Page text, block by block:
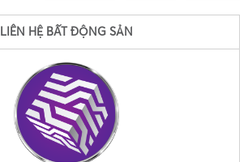
LIÊN HỆ BẤT ĐỘNG SẢN